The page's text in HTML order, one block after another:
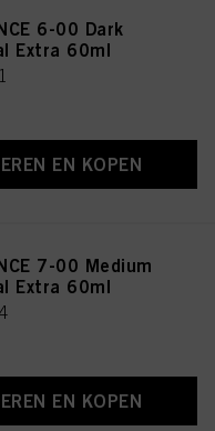
6-00 Dark
Extra 60ml
EN KOPEN
7-00 Medium
Extra 60ml
EN KOPEN